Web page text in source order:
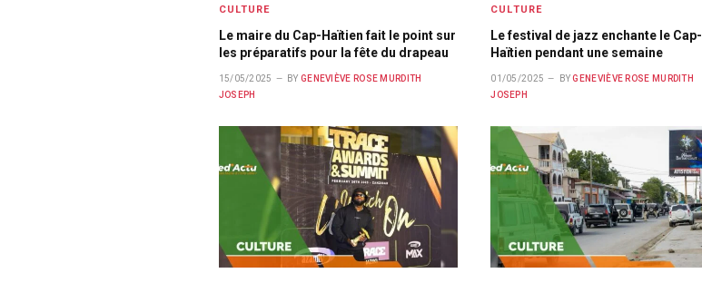
CULTURE
Le maire du Cap-Haïtien fait le point sur
les préparatifs pour la fête du drapeau
15/05/2025 BY GENEVIÈVE ROSE MURDITH
JOSEPH
CULTURE
Le festival de jazz enchante le Cap-
Haïtien pendant une semaine
01/05/2025 BY GENEVIÈVE ROSE MURDITH
JOSEPH